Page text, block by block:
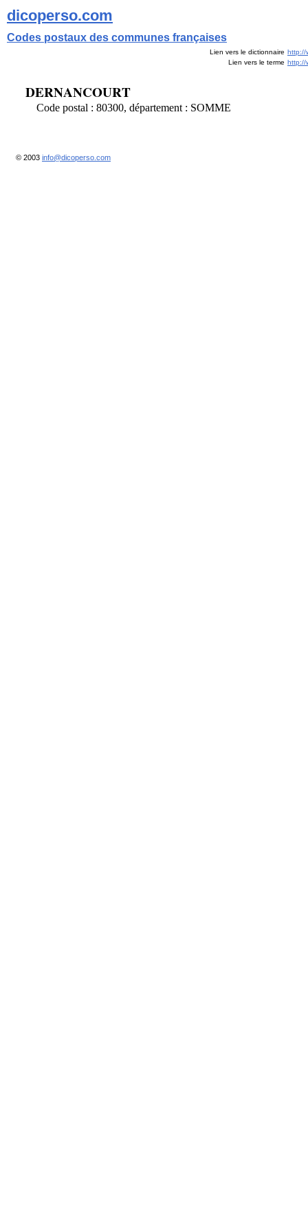
dicoperso.com
Codes postaux des communes françaises
Lien vers le dictionnaire http://
Lien vers le terme http://
DERNANCOURT
Code postal : 80300, département : SOMME
© 2003 info@dicoperso.com